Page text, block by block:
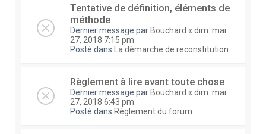
Tentative de définition, éléments de
méthode
Dernier message par Bouchard « dim. mai
27, 2018 7:15 pm
Posté dans
La démarche de reconstitution
Règlement à lire avant toute chose
Dernier message par Bouchard « dim. mai
27, 2018 6:43 pm
Posté dans Réglement du forum